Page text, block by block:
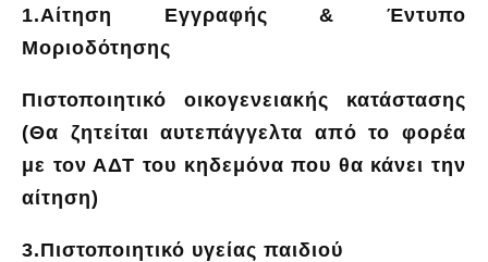
1.Αίτηση Εγγραφής
& Έντυπο
Μοριοδότησης
Πιστοποιητικό οικογενειακής κατάστασης
(Θα ζητείται αυτεπάγγελτα από το φορέα
με τον ΑΔΤ του κηδεμόνα που θα κάνει την
αίτηση)
3.Πιστοποιητικό υγείας παιδιού